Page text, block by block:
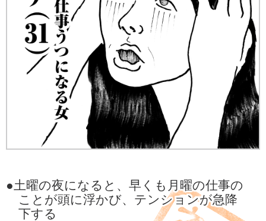
●土曜の夜になると、早くも月曜の仕事の
ことが頭に浮かび、テンションが急降
下する